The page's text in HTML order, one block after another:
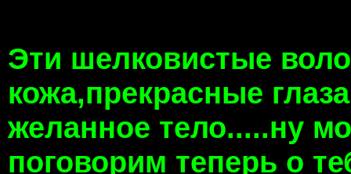
Эти шелковистые
кожа,прекрасные
желанное тело.....ну
поговорим теперь о